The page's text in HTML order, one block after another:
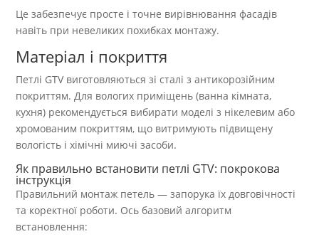
Це забезпечує просте і точне вирівнювання фасадів
навіть при невеликих похибках монтажу.
Матеріал і покриття
Петлі GTV виготовляються зі сталі з антикорозійним
покриттям. Для вологих приміщень (ванна кімната,
кухня) рекомендується вибирати моделі з нікелевим або
хромованим покриттям, що витримують підвищену
вологість і хімічні миючі засоби.
Як правильно встановити петлі GTV: покрокова
інструкція
Правильний монтаж петель — запорука їх довговічності
та коректної роботи. Ось базовий алгоритм
встановлення: